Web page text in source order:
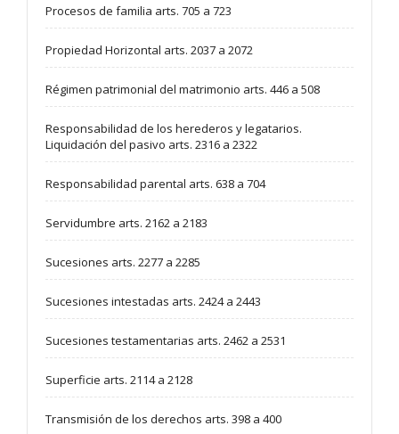
Procesos de familia arts. 705 a 723
Propiedad Horizontal arts. 2037 a 2072
Régimen patrimonial del matrimonio arts. 446 a 508
Responsabilidad de los herederos y legatarios.
Liquidación del pasivo arts. 2316 a 2322
Responsabilidad parental arts. 638 a 704
Servidumbre arts. 2162 a 2183
Sucesiones arts. 2277 a 2285
Sucesiones intestadas arts. 2424 a 2443
Sucesiones testamentarias arts. 2462 a 2531
Superficie arts. 2114 a 2128
Transmisión de los derechos arts. 398 a 400